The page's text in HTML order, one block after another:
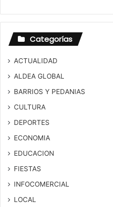
Categorías
ACTUALIDAD
ALDEA GLOBAL
BARRIOS Y PEDANIAS
CULTURA
DEPORTES
ECONOMIA
EDUCACION
FIESTAS
INFOCOMERCIAL
LOCAL